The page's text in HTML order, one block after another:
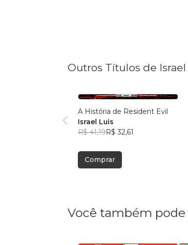
Outros Títulos de
A História de Resident Evil
Israel Luis
R$ 41,19R$ 32,61
Comprar
Você também pode